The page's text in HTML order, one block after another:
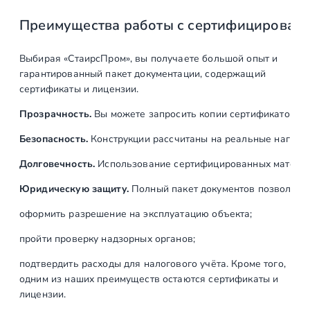
Преимущества работы с
Выбирая «СтаирсПром», вы получаете большой опыт и
гарантированный пакет документации, содержащий
сертификаты и лицензии.
Прозрачность.Вы можете запросить копии сертификатов
Безопасность.Конструкции рассчитаны на реальные
Долговечность. Использование сертифицированных
Юридическую защиту.Полный пакет документов позволяет:
оформить разрешение на эксплуатацию объекта;
пройти проверку надзорных органов;
подтвердить расходы для налогового учёта. Кроме того,
одним из наших преимуществ остаются сертификаты и
лицензии.